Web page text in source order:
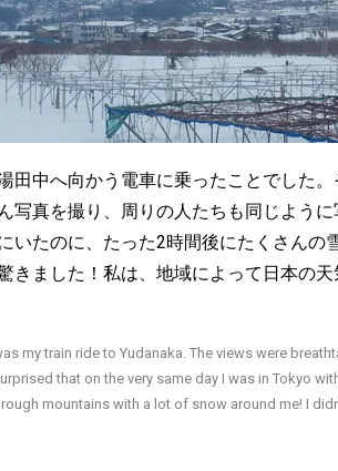
田中へ向かう電車に乗ったことでした
写真を撮り、周りの人たちも同じよう
いたのに、たった2時間後にたくさんの
きました！私は、地域によって日本の
my train ride to Yudanaka. The views were
that on the very same day I was in Tokyo
mountains with a lot of snow around me! I